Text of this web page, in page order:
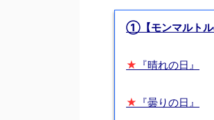
①【モンマルトル
★ 『晴れの日』
★ 『曇りの日』